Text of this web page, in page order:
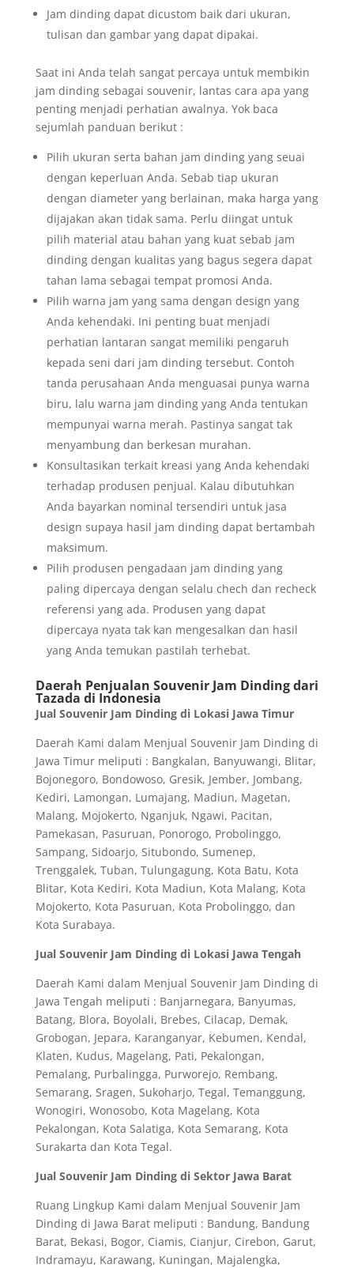
Jam dinding dapat dicustom baik dari ukuran,
tulisan dan gambar yang dapat dipakai.
Saat ini Anda telah sangat percaya untuk membikin
jam dinding sebagai souvenir, lantas cara apa yang
penting menjadi perhatian awalnya. Yok baca
sejumlah panduan berikut :
Pilih ukuran serta bahan jam dinding yang seuai
dengan keperluan Anda. Sebab tiap ukuran
dengan diameter yang berlainan, maka harga yang
dijajakan akan tidak sama. Perlu diingat untuk
pilih material atau bahan yang kuat sebab jam
dinding dengan kualitas yang bagus segera dapat
tahan lama sebagai tempat promosi Anda.
Pilih warna jam yang sama dengan design yang
Anda kehendaki. Ini penting buat menjadi
perhatian lantaran sangat memiliki pengaruh
kepada seni dari jam dinding tersebut. Contoh
tanda perusahaan Anda menguasai punya warna
biru, lalu warna jam dinding yang Anda tentukan
mempunyai warna merah. Pastinya sangat tak
menyambung dan berkesan murahan.
Konsultasikan terkait kreasi yang Anda kehendaki
terhadap produsen penjual. Kalau dibutuhkan
Anda bayarkan nominal tersendiri untuk jasa
design supaya hasil jam dinding dapat bertambah
maksimum.
Pilih produsen pengadaan jam dinding yang
paling dipercaya dengan selalu chech dan recheck
referensi yang ada. Produsen yang dapat
dipercaya nyata tak kan mengesalkan dan hasil
yang Anda temukan pastilah terhebat.
Daerah Penjualan Souvenir Jam Dinding dari
Tazada di Indonesia
Jual Souvenir Jam Dinding di Lokasi Jawa Timur
Daerah Kami dalam Menjual Souvenir Jam Dinding di
Jawa Timur meliputi : Bangkalan, Banyuwangi, Blitar,
Bojonegoro, Bondowoso, Gresik, Jember, Jombang,
Kediri, Lamongan, Lumajang, Madiun, Magetan,
Malang, Mojokerto, Nganjuk, Ngawi, Pacitan,
Pamekasan, Pasuruan, Ponorogo, Probolinggo,
Sampang, Sidoarjo, Situbondo, Sumenep,
Trenggalek, Tuban, Tulungagung, Kota Batu, Kota
Blitar, Kota Kediri, Kota Madiun, Kota Malang, Kota
Mojokerto, Kota Pasuruan, Kota Probolinggo, dan
Kota Surabaya.
Jual Souvenir Jam Dinding di Lokasi Jawa Tengah
Daerah Kami dalam Menjual Souvenir Jam Dinding di
Jawa Tengah meliputi : Banjarnegara, Banyumas,
Batang, Blora, Boyolali, Brebes, Cilacap, Demak,
Grobogan, Jepara, Karanganyar, Kebumen, Kendal,
Klaten, Kudus, Magelang, Pati, Pekalongan,
Pemalang, Purbalingga, Purworejo, Rembang,
Semarang, Sragen, Sukoharjo, Tegal, Temanggung,
Wonogiri, Wonosobo, Kota Magelang, Kota
Pekalongan, Kota Salatiga, Kota Semarang, Kota
Surakarta dan Kota Tegal.
Jual Souvenir Jam Dinding di Sektor Jawa Barat
Ruang Lingkup Kami dalam Menjual Souvenir Jam
Dinding di Jawa Barat meliputi : Bandung, Bandung
Barat, Bekasi, Bogor, Ciamis, Cianjur, Cirebon, Garut,
Indramayu, Karawang, Kuningan, Majalengka,